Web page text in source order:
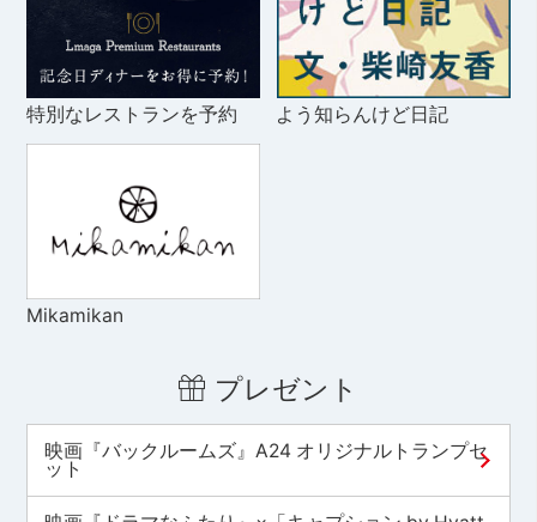
特別なレストランを予約 よう知らんけど日記
Mikamikan
プレゼント
映画『バックルームズ』A24 オリジナルトランプセ
ット